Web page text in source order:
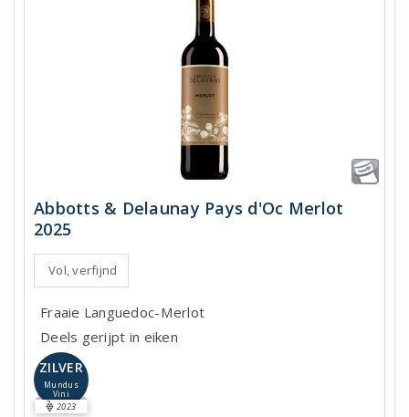
Abbotts & Delaunay Pays d'Oc Merlot
2025
Vol, verfijnd
Fraaie Languedoc-Merlot
Deels gerijpt in eiken
ZILVER
Mundus
Vini
2023